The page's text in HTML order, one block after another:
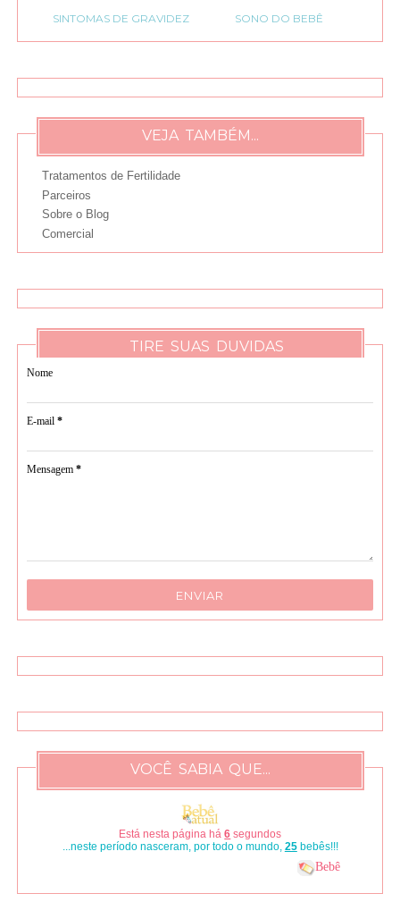
SINTOMAS DE GRAVIDEZ
SONO DO BEBÊ
VEJA TAMBÉM...
Tratamentos de Fertilidade
Parceiros
Sobre o Blog
Comercial
TIRE SUAS DUVIDAS
Nome
E-mail*
Mensagem*
VOCÊ SABIA QUE...
Está nesta página há7 segundos
...neste período nasceram, por todo o mundo, 29bebês!!!
Bebê